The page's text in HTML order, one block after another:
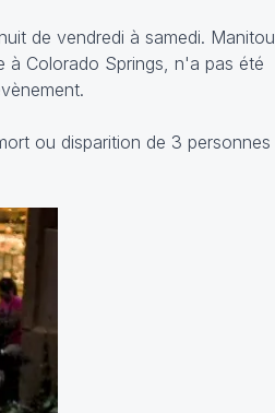
de vendredi à samedi. Manitou
à Colorado Springs, n'a pas été
ou disparition de 3 personnes